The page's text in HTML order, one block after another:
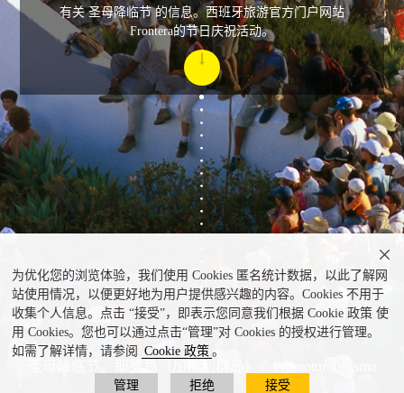
为优化您的浏览体验，我们使用 Cookies 匿名统计数据，以此了解网
站使用情况，以便更好地为用户提供感兴趣的内容。Cookies 不用于
收集个人信息。点击 “接受”，即表示您同意我们根据 Cookie 政策 使
用 Cookies。您也可以通过点击“管理”对 Cookies 的授权进行管理。
如需了解详情，请参阅
Cookie 政策 。
管理 拒绝 接受

Canarias
有关 圣母降临节 的信息。西班牙旅游官方门户网站
Frontera的节日庆祝活动。